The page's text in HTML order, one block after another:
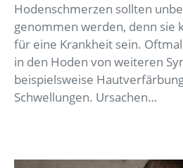
Hodenschmerzen sollten
genommen werden, denn sie
für eine Krankheit sein.
in den Hoden von weiteren
beispielsweise
Schwellungen. Ursachen…